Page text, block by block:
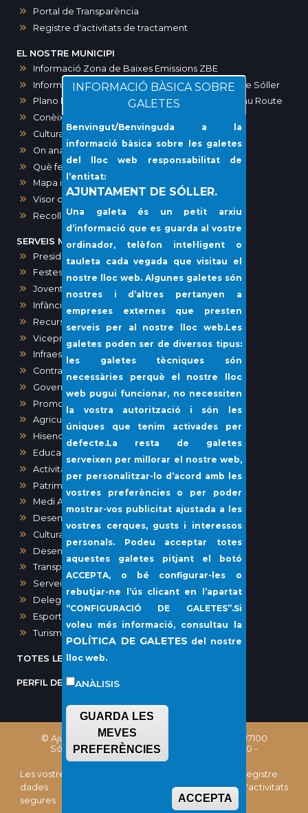
Portal de Transparència
Registre d'activitats de tractament
EL NOSTRE MUNICIPI
Informació Zona de Baixes Emissions ZBE
Informació zones d’aparcament a Sóller i port de Sóller
Plano Maps SOLLER. Ruta modernista-Art Noveau Route
Conèixer Sóller
Cultura
On anar?
Què fer?
Mapa interactiu dels comerços de Sóller
Visor cartogràfic (IDE)
Recollida porta a porta i voluminosos
SERVEIS MUNICIPALS
Presidència, Comunicació, Premsa i Protocol
Festes
Joventut
Infància i Igualtat
Recursos humans
Vicepresidència i Administració General
Infraestructures i Vies Públiques
Contractació
Governació
Promoció Econòmica
Agricultura, Ramaderia, Pesca
Hisenda
Educació
Activitats, Obres i Urbanisme
Patrimoni
Medi Ambient
Desenvolupament urbà
Cultura
Desenvolupament local i Sanitat
Transparència i Participació Ciutadana
Serveis Socials i Gent Gran
Delegació del Port de Sóller
Esports
Turisme
TOTES LES NOTÍCIES
PERFIL DEL CONTRACTANT
© Ajuntament de Sóller, Plaça Constitució, 1 - 07100
Sóller (Illes Balears) Telèfon: (+34) 971 63 02 00 -
CIF: P0706100E
Les vostres
dades
segures
galetes
(Cookies)
Registre
d'activitats
INFORMACIÓ BÀSICA SOBRE
GALETES
Benvingut/Benvinguda a la
informació bàsica sobre les galetes
del lloc web responsabilitat de
l’entitat:
AJUNTAMENT DE SÓLLER.
Una galeta és un petit arxiu
d’informació que es guarda al vostre
ordinador, telèfon intel·ligent o
tauleta cada vegada que visitau el
nostre lloc web. Algunes galetes són
nostres i d’altres pertanyen a
empreses externes que presten
serveis per al nostre lloc web.Les
galetes poden ser de diversos tipus:
les galetes tècniques són
necessàries perquè el nostre lloc
web pugui funcionar, no necessiten
la vostra autorització i són les
úniques que tenim activades per
defecte.La resta de galetes
serveixen per millorar el nostre web,
per personalitzar-lo d’acord amb les
vostres preferències o per poder
mostrar-vos publicitat ajustada a les
vostres cerques, gusts i interessos
personals. Podeu acceptar totes
aquestes galetes pitjant el botó
ACCEPTA, o bé configurar-les o
rebutjar-ne l’ús clicant en l’apartat
“CONFIGURACIÓ DE GALETES”.Si
voleu més informació, consultau la
POLÍTICA DE GALETES del nostre
lloc web.
ANÀLISIS
GUARDA LES
MEVES
PREFERÈNCIES
ACCEPTA